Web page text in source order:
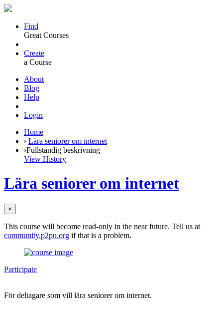
Find
Great Courses
Create
a Course
About
Blog
Help
Login
Home
› Lära seniorer om internet
›Fullständig beskrivning
View History
Lära seniorer om internet
×
This course will become read-only in the near future. Tell us at
community.p2pu.org if that is a problem.
Participate
För deltagare som vill lära seniorer om internet.